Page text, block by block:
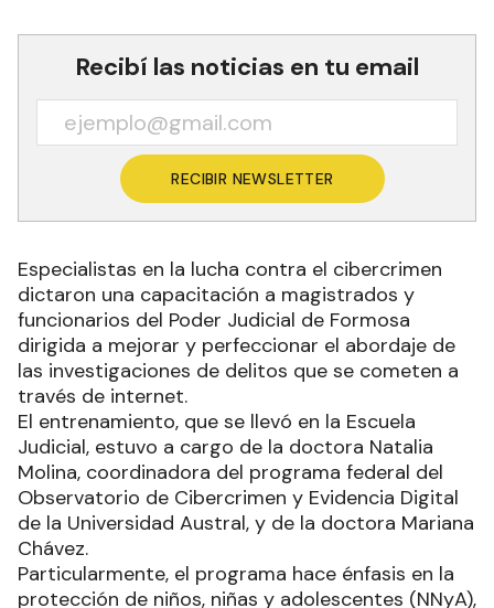
Recibí las noticias en tu email
RECIBIR NEWSLETTER
Especialistas en la lucha contra el cibercrimen
dictaron una capacitación a magistrados y
funcionarios del Poder Judicial de Formosa
dirigida a mejorar y perfeccionar el abordaje de
las investigaciones de delitos que se cometen a
través de internet.
El entrenamiento, que se llevó en la Escuela
Judicial, estuvo a cargo de la doctora Natalia
Molina, coordinadora del programa federal del
Observatorio de Cibercrimen y Evidencia Digital
de la Universidad Austral, y de la doctora Mariana
Chávez.
Particularmente, el programa hace énfasis en la
protección de niños, niñas y adolescentes (NNyA),